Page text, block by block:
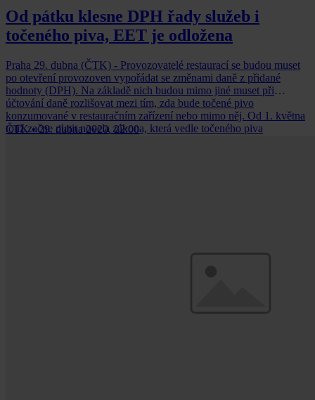
Od pátku klesne DPH řady služeb i
točeného piva, EET je odložena
Praha 29. dubna (ČTK) - Provozovatelé restaurací se budou muset
po otevření provozoven vypořádat se změnami daně z přidané
hodnoty (DPH). Na základě nich budou mimo jiné muset při
účtování daně rozlišovat mezi tím, zda bude točené pivo
konzumované v restauračním zařízení nebo mimo něj. Od 1. května
totiž začne platit novela zákona, která vedle točeného piva
ČTK • 29. dubna 2020, 22:00